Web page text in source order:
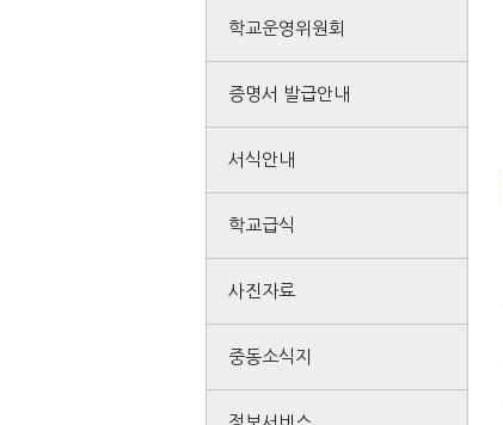
학교운영위원회
증명서 발급안내
서식안내
학교급식
사진자료
중동소식지